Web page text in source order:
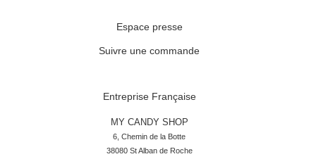
Espace presse
Suivre une commande
Entreprise Française
MY CANDY SHOP
6, Chemin de la Botte
38080 St Alban de Roche